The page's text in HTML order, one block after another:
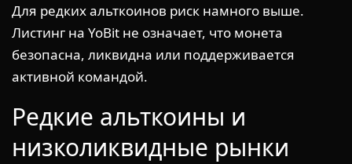
Для редких альткоинов риск намного выше.
Листинг на YoBit не означает, что монета
безопасна, ликвидна или поддерживается
активной командой.
Редкие альткоины и
низколиквидные рынки